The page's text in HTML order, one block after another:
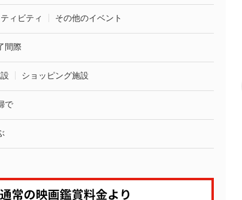
ィビティ その他のイベント
間際
ショッピング施設
で